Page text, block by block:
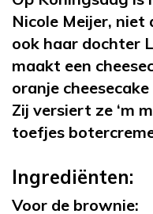
Nicole Meijer, niet
ook haar dochter
maakt een
oranje
Zij versiert ze ‘m
toefjes
Ingrediënten:
Voor de brownie: